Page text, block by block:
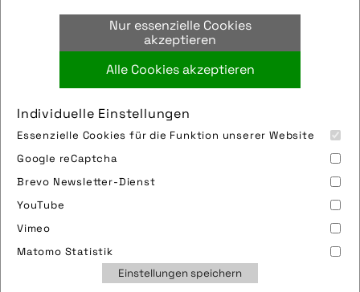
Nur essenzielle Cookies
akzeptieren
Alle Cookies akzeptieren
Individuelle Einstellungen
Essenzielle Cookies für die Funktion unserer Website
Google reCaptcha
Brevo Newsletter-Dienst
YouTube
Vimeo
Matomo Statistik
Einstellungen speichern
Hinweise zur weiteren Recherche:
Modellname: TPU Ultra Protect
Hersteller: Aeron
Hinweise zur weiteren Recherche:
Modellname: TPU Ultra Protect
Hersteller: Aeron
Bilder
Hinweise zur weiteren Recherche:
Modellname: TPU Ultra Protect
Hinweise zur weiteren Recherche:
Modellname: TPU Ultra Protect